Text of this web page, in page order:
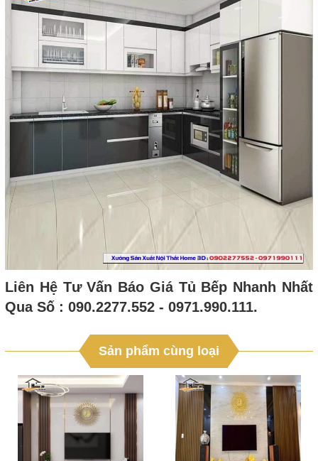
Liên Hệ Tư Vấn Báo Giá Tủ Bếp Nhanh Nhất
Qua Số : 090.2277.552 - 0971.990.111.
Sản phẩm cùng loại